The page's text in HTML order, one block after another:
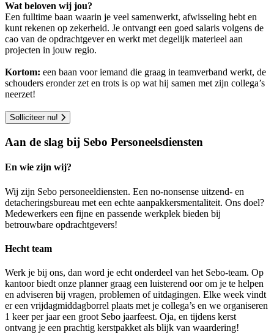
Wat beloven wij jou?
Een fulltime baan waarin je veel samenwerkt, afwisseling hebt en
kunt rekenen op zekerheid. Je ontvangt een goed salaris volgens de
cao van de opdrachtgever en werkt met degelijk materieel aan
projecten in jouw regio.
Kortom: een baan voor iemand die graag in teamverband werkt, de
schouders eronder zet en trots is op wat hij samen met zijn collega’s
neerzet!
Solliciteer nu!
Aan de slag bij Sebo Personeelsdiensten
En wie zijn wij?
Wij zijn Sebo personeeldiensten. Een no-nonsense uitzend- en
detacheringsbureau met een echte aanpakkersmentaliteit. Ons doel?
Medewerkers een fijne en passende werkplek bieden bij
betrouwbare opdrachtgevers!
Hecht team
Werk je bij ons, dan word je echt onderdeel van het Sebo-team. Op
kantoor biedt onze planner graag een luisterend oor om je te helpen
en adviseren bij vragen, problemen of uitdagingen. Elke week vindt
er een vrijdagmiddagborrel plaats met je collega’s en we organiseren
1 keer per jaar een groot Sebo jaarfeest. Oja, en tijdens kerst
ontvang je een prachtig kerstpakket als blijk van waardering!